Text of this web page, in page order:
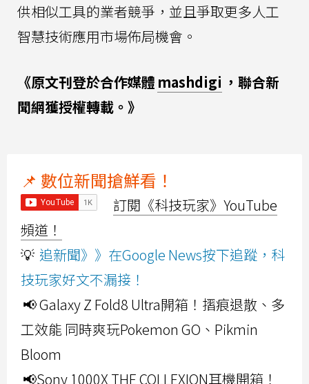
供相似工具的業者競爭，並且爭取更多人工
智慧技術應用市場佈局機會。
《原文刊登於合作媒體 mashdigi ，聯合新
聞網獲授權轉載。》
📌 數位新聞搶鮮看！
訂閱《科技玩家》YouTube
頻道！
💡 追新聞》》在Google News按下追蹤，科
技玩家好文不漏接！
📢 Galaxy Z Fold8 Ultra開箱！摺痕退散、多
工效能 同時爽玩Pokemon GO、Pikmin
Bloom
📢Sony 1000X THE COLLEXION耳機開箱！